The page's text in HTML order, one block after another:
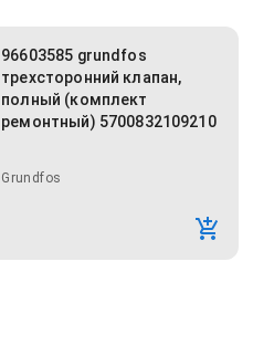
96603585 grundfos
трехсторонний клапан,
полный (комплект
ремонтный) 5700832109210
Grundfos